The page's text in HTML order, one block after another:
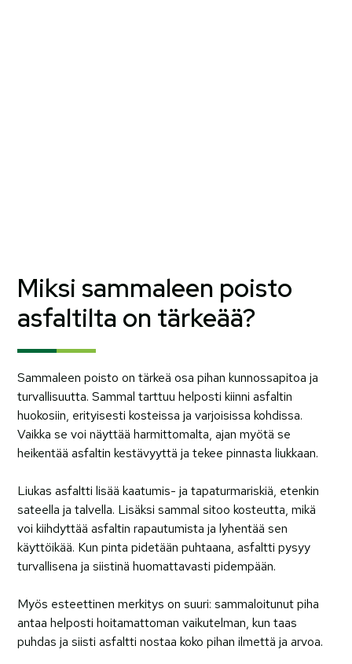
Miksi sammaleen poisto
asfaltilta on tärkeää?
Sammaleen poisto on tärkeä osa pihan kunnossapitoa ja
turvallisuutta. Sammal tarttuu helposti kiinni asfaltin
huokosiin, erityisesti kosteissa ja varjoisissa kohdissa.
Vaikka se voi näyttää harmittomalta, ajan myötä se
heikentää asfaltin kestävyyttä ja tekee pinnasta liukkaan.
Liukas asfaltti lisää kaatumis- ja tapaturmariskiä, etenkin
sateella ja talvella. Lisäksi sammal sitoo kosteutta, mikä
voi kiihdyttää asfaltin rapautumista ja lyhentää sen
käyttöikää. Kun pinta pidetään puhtaana, asfaltti pysyy
turvallisena ja siistinä huomattavasti pidempään.
Myös esteettinen merkitys on suuri: sammaloitunut piha
antaa helposti hoitamattoman vaikutelman, kun taas
puhdas ja siisti asfaltti nostaa koko pihan ilmettä ja arvoa.